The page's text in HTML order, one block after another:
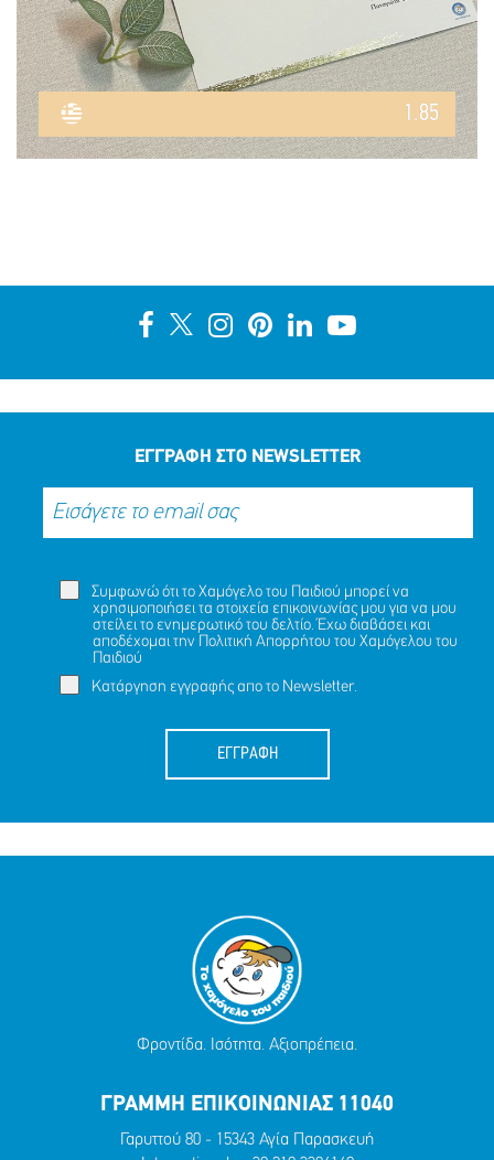
1.85
ΕΓΓΡΑΦΗ ΣΤΟ NEWSLETTER
Συμφωνώ ότι το Χαμόγελο του Παιδιού μπορεί να
χρησιμοποιήσει τα στοιχεία επικοινωνίας μου για να μου
στείλει το ενημερωτικό του δελτίο. Έχω διαβάσει και
αποδέχομαι την Πολιτική Απορρήτου του Χαμόγελου του
Παιδιού
Κατάργηση εγγραφής απο το Newsletter.
ΕΓΓΡΑΦΗ
Φροντίδα. Ισότητα. Αξιοπρέπεια.
ΓΡΑΜΜΗ ΕΠΙΚΟΙΝΩΝΙΑΣ 11040
Γαρυττού 80 - 15343 Αγία Παρασκευή